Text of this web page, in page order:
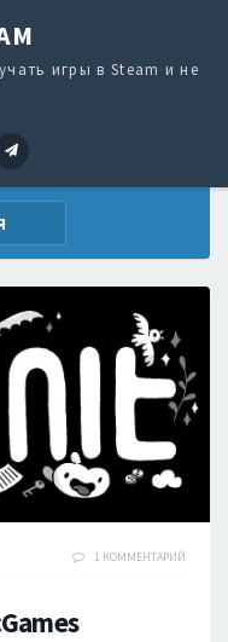
игры в Steam и не
1 КОММЕНТАРИЙ